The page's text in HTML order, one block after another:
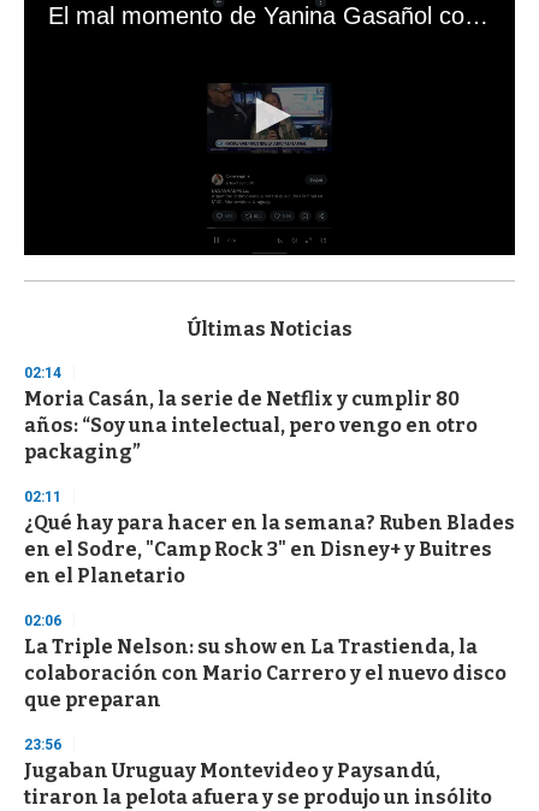
El mal momento de Yanina Gasañol con un hincha argentino en "Subrayado"
s
d
s
o
f
3
s
e
c
o
n
s
Últimas Noticias
02:14
Moria Casán, la serie de Netflix y cumplir 80
años: “Soy una intelectual, pero vengo en otro
packaging”
02:11
¿Qué hay para hacer en la semana? Ruben Blades
en el Sodre, "Camp Rock 3" en Disney+ y Buitres
en el Planetario
02:06
La Triple Nelson: su show en La Trastienda, la
colaboración con Mario Carrero y el nuevo disco
que preparan
23:56
Jugaban Uruguay Montevideo y Paysandú,
tiraron la pelota afuera y se produjo un insólito